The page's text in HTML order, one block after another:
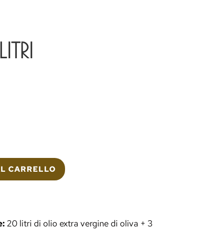
CARRELLO
20 litri di olio extra vergine di oliva + 3